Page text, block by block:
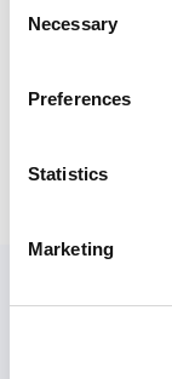
Selection
Necessary
Preferences
Statistics
Marketing
Ambiti di
Condividi corso